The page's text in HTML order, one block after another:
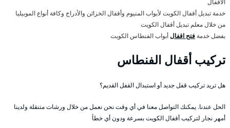
خدمة تبديل أقفال الكويت لأبواب المنيوم وأقفال الخزائن والأدراج وكافة أنواع الموبيليا
من خلال معلم تبديل أقفال الكويت
بفضل خدمة فتح اقفالأبواب الفنطاس الكويت
تركيب أقفال الفنطاس
هل تريد تركيب قفل جديد أو استبدال القفل القديم؟
الحل عندنا. يمكنك التواصل معنا في أي وقت نحن نعمل من خلال ورشات متنقلة ولدينا
أمهر نجار لتركيب أقفال الكويت بسرعة ودون أي خطأ